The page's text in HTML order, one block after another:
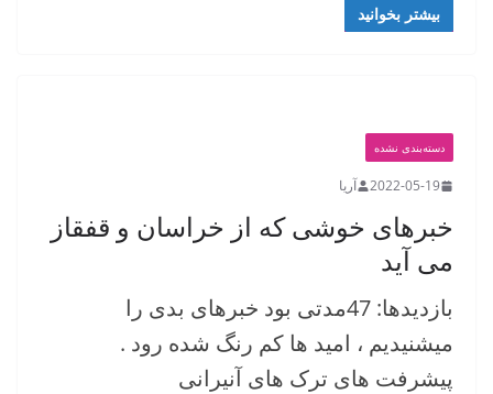
بیشتر بخوانید
دسته‌بندی نشده
2022-05-19 آریا
خبرهای خوشی که از خراسان و قفقاز
می آید
بازدیدها: 47مدتی بود خبرهای بدی را
میشنیدیم ، امید ها کم رنگ شده رود .
پیشرفت های ترک های آنیرانی